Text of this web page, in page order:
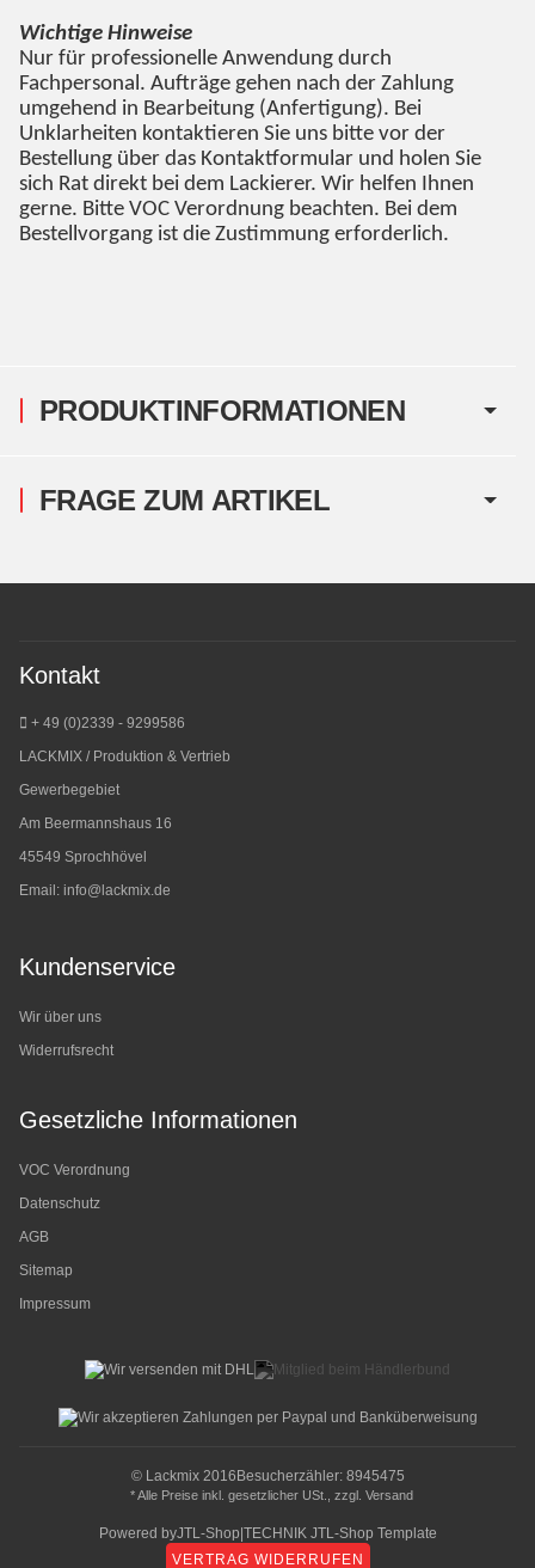
PRODUKTINFORMATIONEN
Wichtige Hinweise
Nur für professionelle Anwendung durch
Fachpersonal. Aufträge gehen nach der Zahlung
umgehend in Bearbeitung (Anfertigung). Bei
Unklarheiten kontaktieren Sie uns bitte vor der
Bestellung über das Kontaktformular und holen Sie
sich Rat direkt bei dem Lackierer. Wir helfen Ihnen
gerne. Bitte VOC Verordnung beachten. Bei dem
Bestellvorgang ist die Zustimmung erforderlich.
FRAGE ZUM ARTIKEL
Kontakt
+ 49 (0)2339 - 9299586
LACKMIX / Produktion & Vertrieb
Gewerbegebiet
Am Beermannshaus 16
45549 Sprochhövel
Email: info@lackmix.de
Kundenservice
Wir über uns
Widerrufsrecht
Gesetzliche Informationen
VOC Verordnung
Datenschutz
AGB
Sitemap
Impressum
© Lackmix 2016 Besucherzähler: 8945475
* Alle Preise inkl. gesetzlicher USt., zzgl. Versand
Powered byJTL-Shop TECHNIK JTL-Shop Template
VERTRAG WIDERRUFEN